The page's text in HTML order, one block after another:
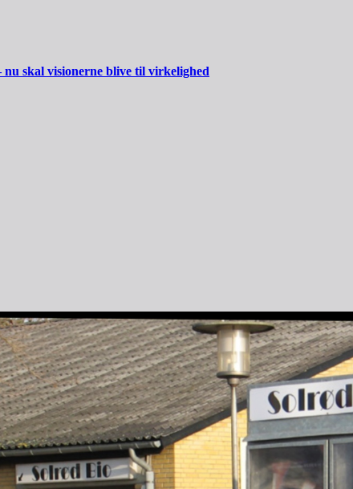
skal visionerne blive til virkelighed